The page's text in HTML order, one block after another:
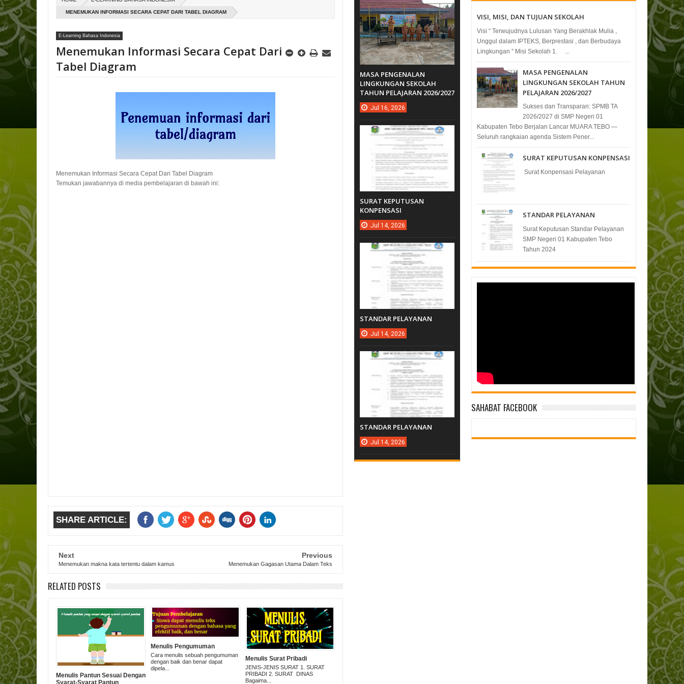
MENEMUKAN INFORMASI SECARA CEPAT DARI TABEL DIAGRAM
E-Learning Bahasa Indonesia
Menemukan Informasi Secara Cepat Dari
Tabel Diagram
Menemukan Informasi Secara Cepat Dari Tabel Diagram
Temukan jawabannya di media pembelajaran di bawah ini:
SHARE ARTICLE:
Next
Menemukan makna kata tertentu dalam kamus
Previous
Menemukan Gagasan Utama Dalam Teks
RELATED POSTS
Menulis Pantun Sesuai Dengan
Syarat-Syarat Pantun
Menulis Pengumuman
Cara menulis sebuah pengumuman
dengan baik dan benar dapat
dipela...
Menulis Surat Pribadi
JENIS-JENIS SURAT 1. SURAT
PRIBADI 2. SURAT DINAS
Bagaima...
VISI, MISI, DAN TUJUAN SEKOLAH
Visi “ Terwujudnya Lulusan Yang Berakhlak Mulia ,
Unggul dalam IPTEKS, Berprestasi , dan Berbudaya
Lingkungan ” Misi Sekolah 1. ...
MASA PENGENALAN
LINGKUNGAN SEKOLAH TAHUN
PELAJARAN 2026/2027
Sukses dan Transparan: SPMB TA
2026/2027 di SMP Negeri 01
Kabupaten Tebo Berjalan Lancar MUARA TEBO —
Seluruh rangkaian agenda Sistem Pener...
SURAT KEPUTUSAN KONPENSASI
Surat Konpensasi Pelayanan
STANDAR PELAYANAN
Surat Keputusan Standar Pelayanan
SMP Negeri 01 Kabupaten Tebo
Tahun 2024
SAHABAT FACEBOOK
MASA PENGENALAN
LINGKUNGAN SEKOLAH
TAHUN PELAJARAN 2026/2027
Jul 16, 2026
SURAT KEPUTUSAN
KONPENSASI
Jul 14, 2026
STANDAR PELAYANAN
Jul 14, 2026
STANDAR PELAYANAN
Jul 14, 2026